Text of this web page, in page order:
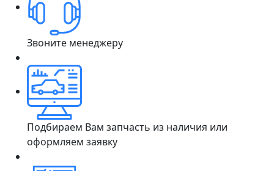
Звоните менеджеру
Подбираем Вам запчасть из наличия или
оформляем заявку